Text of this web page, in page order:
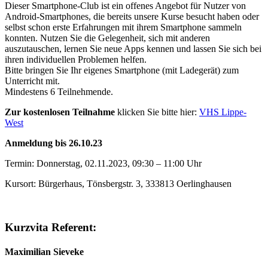
Dieser Smartphone-Club ist ein offenes Angebot für Nutzer von
Android-Smartphones, die bereits unsere Kurse besucht haben oder
selbst schon erste Erfahrungen mit ihrem Smartphone sammeln
konnten. Nutzen Sie die Gelegenheit, sich mit anderen
auszutauschen, lernen Sie neue Apps kennen und lassen Sie sich bei
ihren individuellen Problemen helfen.
Bitte bringen Sie Ihr eigenes Smartphone (mit Ladegerät) zum
Unterricht mit.
Mindestens 6 Teilnehmende.
Zur kostenlosen Teilnahme klicken Sie bitte hier: VHS Lippe-
West
Anmeldung bis 26.10.23
Termin: Donnerstag, 02.11.2023, 09:30 – 11:00 Uhr
Kursort: Bürgerhaus, Tönsbergstr. 3, 333813 Oerlinghausen
Kurzvita Referent:
Maximilian Sieveke